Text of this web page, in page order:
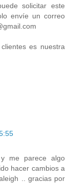
solicitar este
envíe un correo
es nuestra
me parece algo
hacer cambios a
.. gracias por